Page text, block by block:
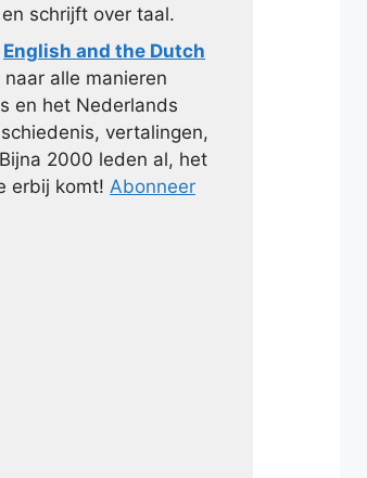
schrijft over taal.
English and the Dutch
alle manieren
en het Nederlands
vertalingen,
2000 leden al, het
erbij komt! Abonneer